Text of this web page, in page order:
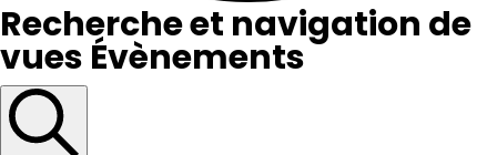
Recherche et navigation de
vues Évènements